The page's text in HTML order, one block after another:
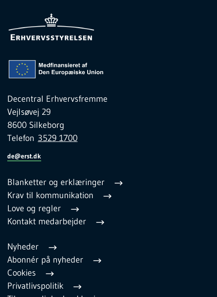
Decentral Erhvervsfremme
Vejlsøvej 29
8600 Silkeborg
Telefon 3529 1700
de@erst.dk
Blanketter og erklæringer
Krav til kommunikation
Love og regler
Kontakt medarbejder
Nyheder
Abonnér på nyheder
Cookies
Privatlivspolitik